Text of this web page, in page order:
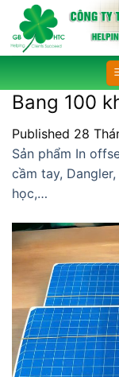
Skip
content
Bang 100
Published 28
Sản phẩm In
cầm tay,
học,…